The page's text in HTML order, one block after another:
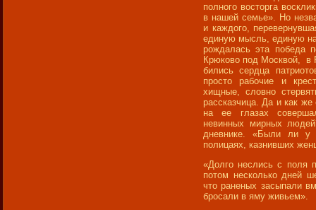
полного восторга
в нашей семье». Но
и каждого,
единую мысль, единую
рождалась эта победа
Крюково под Москвой, в
бились сердца
просто рабочие и
хищные, словно
рассказчица. Да и как
на ее глазах
невинных мирных
дневнике. «Были ли у
полицаях, казнивших
«Долго неслись с поля
потом несколько дней
что раненых засыпали
бросали в яму живьем».